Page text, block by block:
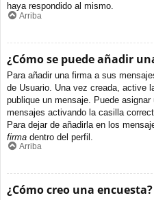
haya respondido al mismo.
Arriba
¿Cómo se puede añadir
Para añadir una firma a sus
de Usuario. Una vez creada, active
publique un mensaje. Puede
mensajes activando la casilla
Para dejar de añadirla en los
firma dentro del perfil.
Arriba
¿Cómo creo una encuesta?